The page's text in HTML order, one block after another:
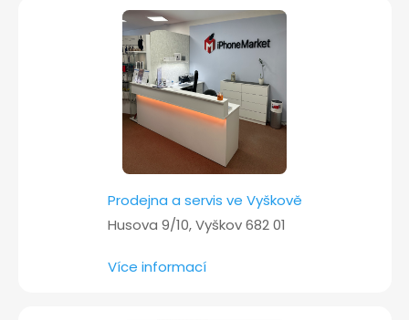
Prodejna a servis ve Vyškově
Husova 9/10, Vyškov 682 01
Více informací